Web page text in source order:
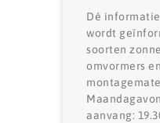
Dé
wordt
soorten
omvormers en
aanvang: